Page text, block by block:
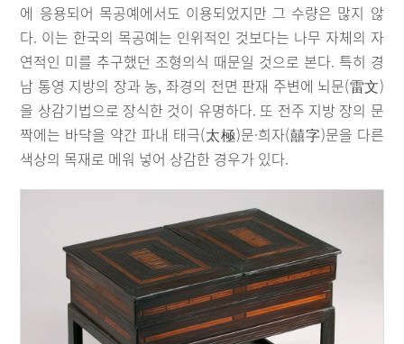
에 응용되어 목공예에서도 이용되었지만 그 수량은 많지 않
다. 이는 한국의 목공예는 인위적인 것보다는 나무 자체의 자
연적인 미를 추구했던 조형의식 때문일 것으로 본다. 특히 경
남 통영 지방의 장과 농, 좌경의 전면 판재 주변에 뇌문(雷文)
을 상감기법으로 장식한 것이 유명하다. 또 전주 지방 장의 문
짝에는 바닥을 약간 파내 태극(太極)문·희자(囍字)문을 다른
색상의 목재로 메워 넣어 상감한 경우가 있다.